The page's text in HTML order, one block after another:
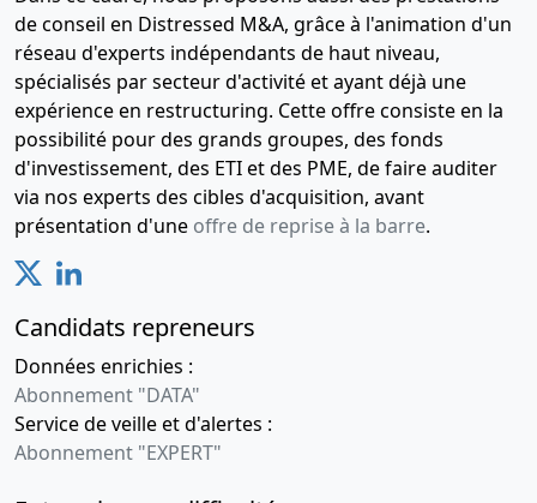
de conseil en Distressed M&A, grâce à l'animation d'un
réseau d'experts indépendants de haut niveau,
spécialisés par secteur d'activité et ayant déjà une
expérience en restructuring. Cette offre consiste en la
possibilité pour des grands groupes, des fonds
d'investissement, des ETI et des PME, de faire auditer
via nos experts des cibles d'acquisition, avant
présentation d'une offre de reprise à la barre.
Candidats repreneurs
Données enrichies :
Abonnement "DATA"
Service de veille et d'alertes :
Abonnement "EXPERT"